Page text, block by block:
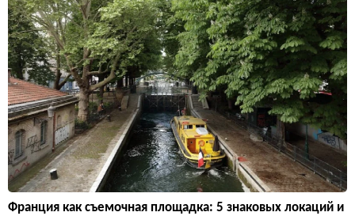
Франция как съемочная площадка: 5 знаковых локаций и